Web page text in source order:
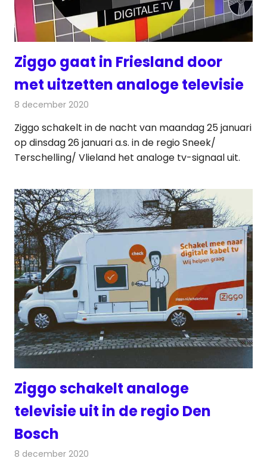
Ziggo gaat in Friesland door
met uitzetten analoge televisie
8 december 2020
Ziggo schakelt in de nacht van maandag 25 januari
op dinsdag 26 januari a.s. in de regio Sneek/
Terschelling/ Vlieland het analoge tv-signaal uit.
Ziggo schakelt analoge
televisie uit in de regio Den
Bosch
8 december 2020